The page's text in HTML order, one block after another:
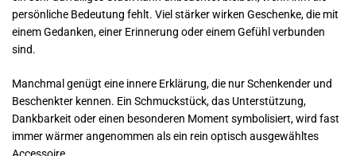
persönliche Bedeutung fehlt. Viel stärker wirken Geschenke, die mit
einem Gedanken, einer Erinnerung oder einem Gefühl verbunden
sind.
Manchmal genügt eine innere Erklärung, die nur Schenkender und
Beschenkter kennen. Ein Schmuckstück, das Unterstützung,
Dankbarkeit oder einen besonderen Moment symbolisiert, wird fast
immer wärmer angenommen als ein rein optisch ausgewähltes